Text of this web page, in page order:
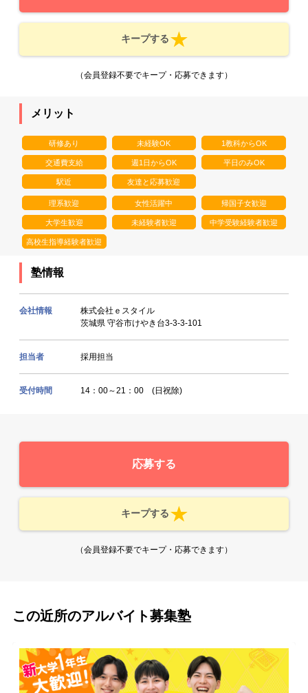
キープする
（会員登録不要でキープ・応募できます）
メリット
研修あり 未経験OK 1教科からOK
交通費支給 週1日からOK 平日のみOK
駅近 友達と応募歓迎
理系歓迎 女性活躍中 帰国子女歓迎
大学生歓迎 未経験者歓迎 中学受験経験者歓迎
高校生指導経験者歓迎
塾情報
会社情報
株式会社ｅスタイル
茨城県 守谷市けやき台3-3-3-101
担当者 採用担当
受付時間 14：00～21：00 (日祝除)
応募する
キープする
（会員登録不要でキープ・応募できます）
この近所のアルバイト募集塾